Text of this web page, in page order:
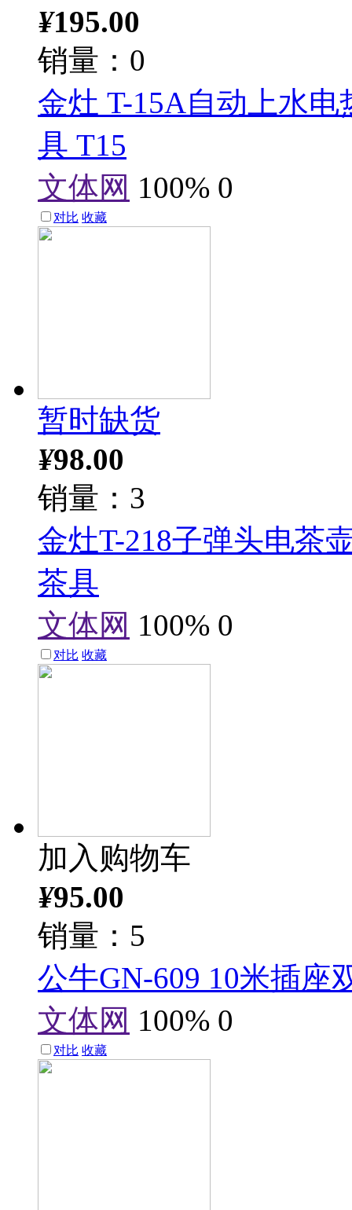
¥195.00
销量：0
金灶 T-15A自动上水
具 T15
文体网 100% 0
对比 收藏
暂时缺货
¥98.00
销量：3
金灶T-218子弹头电茶
茶具
文体网 100% 0
对比 收藏
加入购物车
¥95.00
销量：5
公牛GN-609 10米插座
文体网 100% 0
对比 收藏